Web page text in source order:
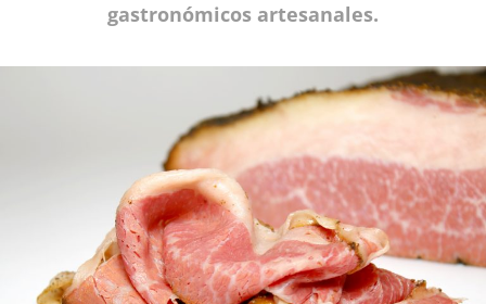
gastronómicos artesanales.